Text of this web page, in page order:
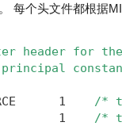
每个头文件都根据
header for
1 /*
1
/*